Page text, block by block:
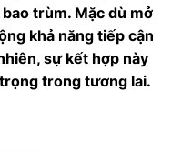
trùm. Mặc dù mở
khả năng tiếp cận
sự kết hợp này
trong tương lai.